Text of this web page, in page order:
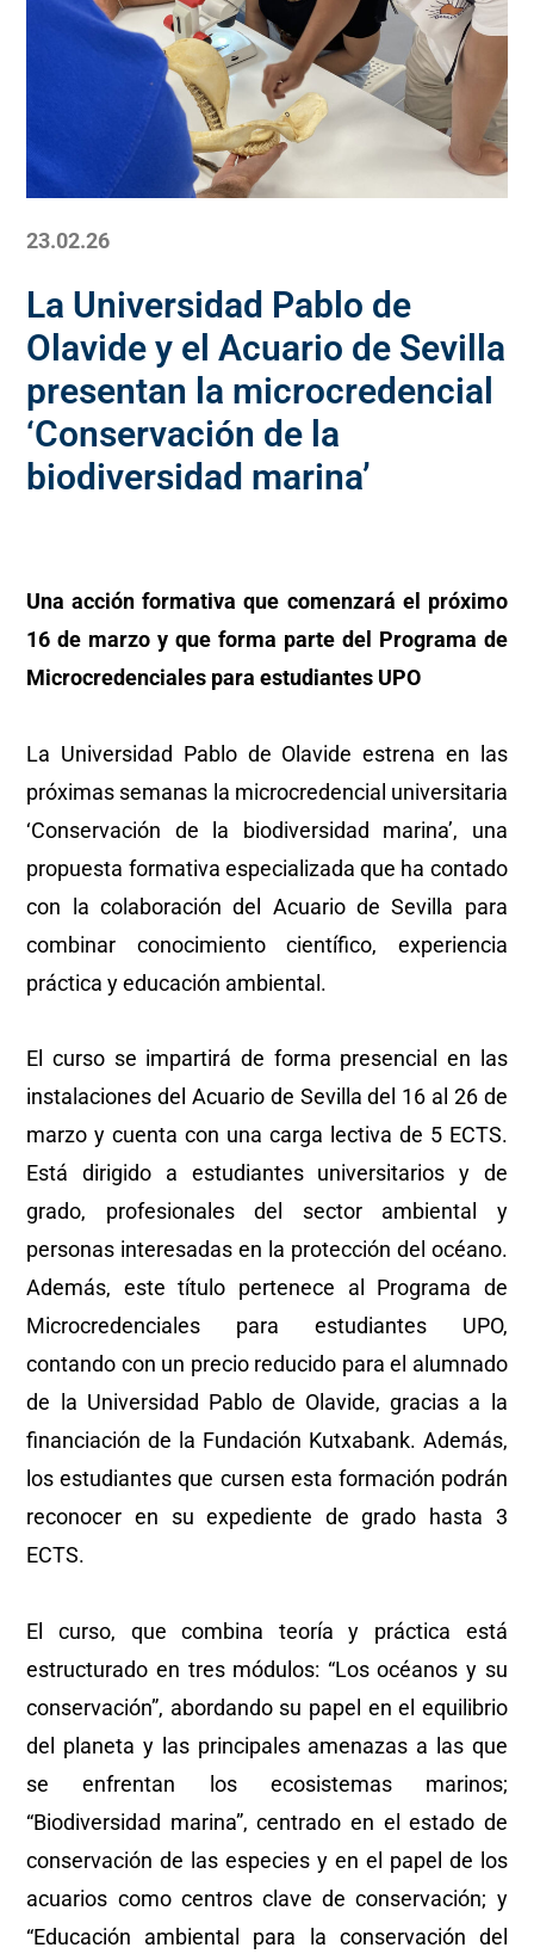
23.02.26
La Universidad Pablo de
Olavide y el Acuario de Sevilla
presentan la microcredencial
‘Conservación de la
biodiversidad marina’
Una acción formativa que comenzará el próximo
16 de marzo y que forma parte del Programa de
Microcredenciales para estudiantes UPO
La Universidad Pablo de Olavide estrena en las
próximas semanas la microcredencial universitaria
‘Conservación de la biodiversidad marina’, una
propuesta formativa especializada que ha contado
con la colaboración del Acuario de Sevilla para
combinar conocimiento científico, experiencia
práctica y educación ambiental.
El curso se impartirá de forma presencial en las
instalaciones del Acuario de Sevilla del 16 al 26 de
marzo y cuenta con una carga lectiva de 5 ECTS.
Está dirigido a estudiantes universitarios y de
grado, profesionales del sector ambiental y
personas interesadas en la protección del océano.
Además, este título pertenece al Programa de
Microcredenciales para estudiantes UPO,
contando con un precio reducido para el alumnado
de la Universidad Pablo de Olavide, gracias a la
financiación de la Fundación Kutxabank. Además,
los estudiantes que cursen esta formación podrán
reconocer en su expediente de grado hasta 3
ECTS.
El curso, que combina teoría y práctica está
estructurado en tres módulos: “Los océanos y su
conservación”, abordando su papel en el equilibrio
del planeta y las principales amenazas a las que
se enfrentan los ecosistemas marinos;
“Biodiversidad marina”, centrado en el estado de
conservación de las especies y en el papel de los
acuarios como centros clave de conservación; y
“Educación ambiental para la conservación del